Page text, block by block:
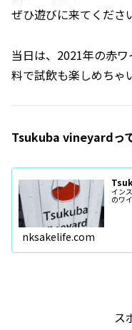
ぜひ遊びに来てくださ
当日は、2021年の赤
料で試飲も楽しめちゃ
Tsukuba vineyardっ
イン
のワ
nksakelife.com
ス